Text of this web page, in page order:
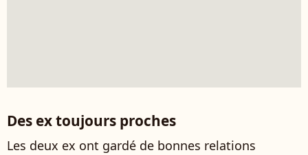
Des ex toujours proches
Les deux ex ont gardé de bonnes relations